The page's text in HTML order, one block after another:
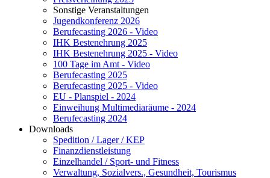
Sonstige Veranstaltungen
Jugendkonferenz 2026
Berufecasting 2026 - Video
IHK Bestenehrung 2025
IHK Bestenehrung 2025 - Video
100 Tage im Amt - Video
Berufecasting 2025
Berufecasting 2025 - Video
EU - Planspiel - 2024
Einweihung Multimediaräume - 2024
Berufecasting 2024
Downloads
Spedition / Lager / KEP
Finanzdienstleistung
Einzelhandel / Sport- und Fitness
Verwaltung, Sozialvers., Gesundheit, Tourismus